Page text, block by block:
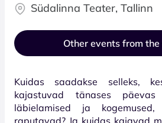
Südalinna Teater, Tallinn
Other events from the
Kuidas saadakse selleks,
kajastuvad tänases
läbielamised ja
raputavad? Ja kuidas kajavad